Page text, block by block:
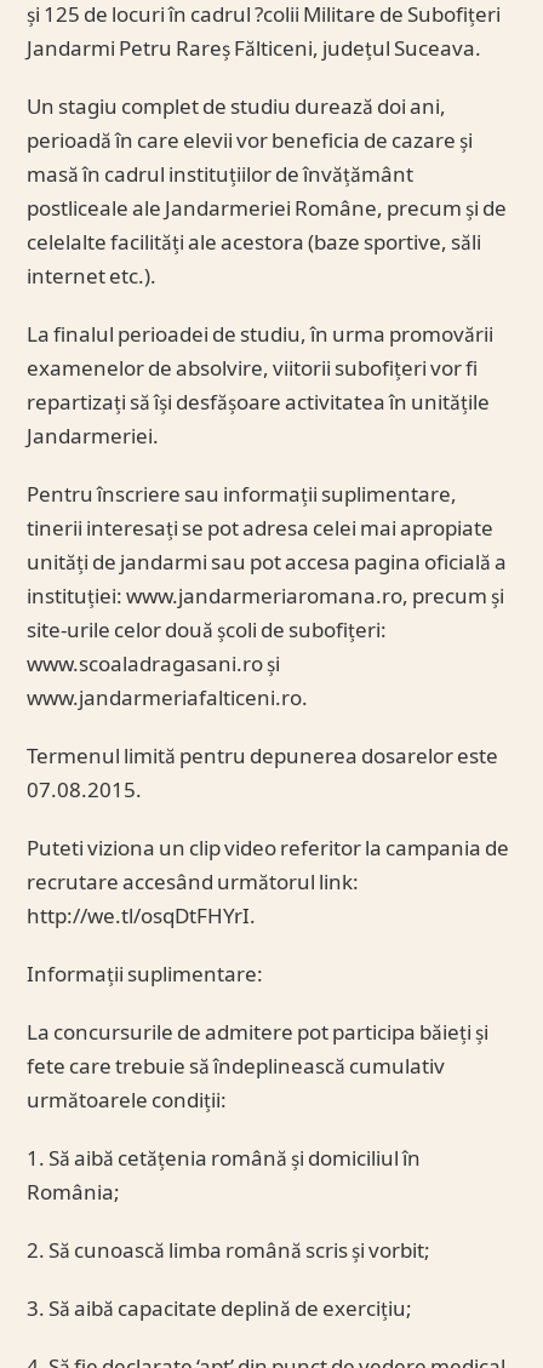
și 125 de locuri în cadrul ?colii Militare de Subofițeri
Jandarmi Petru Rareș Fălticeni, județul Suceava.
Un stagiu complet de studiu durează doi ani,
perioadă în care elevii vor beneficia de cazare și
masă în cadrul instituțiilor de învățământ
postliceale ale Jandarmeriei Române, precum și de
celelalte facilități ale acestora (baze sportive, săli
internet etc.).
La finalul perioadei de studiu, în urma promovării
examenelor de absolvire, viitorii subofițeri vor fi
repartizați să își desfășoare activitatea în unitățile
Jandarmeriei.
Pentru înscriere sau informații suplimentare,
tinerii interesați se pot adresa celei mai apropiate
unități de jandarmi sau pot accesa pagina oficială a
instituției: www.jandarmeriaromana.ro, precum și
site-urile celor două școli de subofițeri:
www.scoaladragasani.ro și
www.jandarmeriafalticeni.ro.
Termenul limită pentru depunerea dosarelor este
07.08.2015.
Puteti viziona un clip video referitor la campania de
recrutare accesând următorul link:
http://we.tl/osqDtFHYrI.
Informații suplimentare:
La concursurile de admitere pot participa băieți și
fete care trebuie să îndeplinească cumulativ
următoarele condiții:
1. Să aibă cetățenia română și domiciliul în
România;
2. Să cunoască limba română scris și vorbit;
3. Să aibă capacitate deplină de exercițiu;